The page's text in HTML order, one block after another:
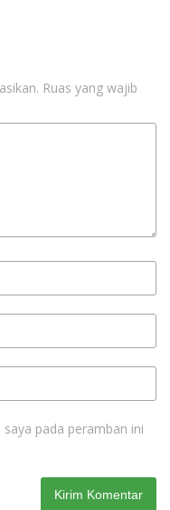
Ruas yang wajib
pada peramban ini